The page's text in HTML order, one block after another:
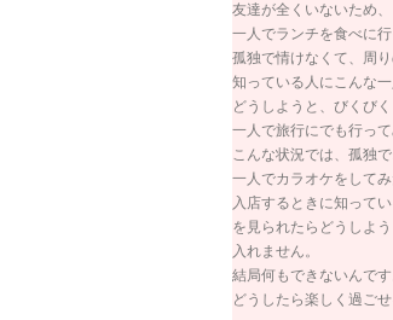
友達が全くいないため
一人でランチを食べに行
孤独で情けなくて、周
知っている人にこんな
どうしようと、びくびく
一人で旅行にでも行っ
こんな状況では、孤独
一人でカラオケをしてみ
入店するときに知って
を見られたらどうしよ
入れません。
結局何もできないんです
どうしたら楽しく過ごせ